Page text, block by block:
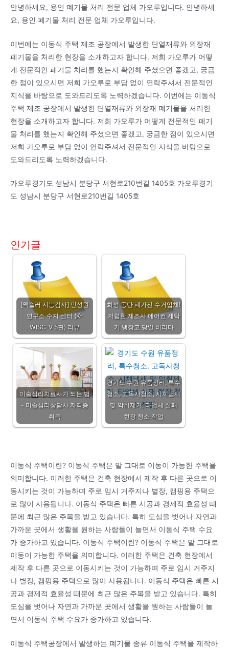
안녕하세요, 용인 폐기물 처리 전문 업체 가오루입니다. 안녕하세
요, 용인 폐기물 처리 전문 업체 가오루입니다.
이번에는 이동식 주택 제조 공장에서 발생한 단열재류와 외장재
폐기물을 처리한 현장을 소개하고자 합니다. 저희 가오루가 어떻
게 전문적인 폐기물 처리를 했는지 확인해 주셨으면 좋겠고, 궁금
한 점이 있으시면 저희 가오루로 부담 없이 연락주셔서 전문적인
지식을 바탕으로 도와드리도록 노력하겠습니다. 이번에는 이동식
주택 제조 공장에서 발생한 단열재류와 외장재 폐기물을 처리한
현장을 소개하고자 합니다. 저희 가오루가 어떻게 전문적인 폐기
물 처리를 했는지 확인해 주셨으면 좋겠고, 궁금한 점이 있으시면
저희 가오루로 부담 없이 연락주셔서 전문적인 지식을 바탕으로
도와드리도록 노력하겠습니다.
가오루경기도 성남시 분당구 서현로210번길 1405호 가오루경기
도 성남시 분당구 서현로210번길 1405호
인기글
[웩슬러 지능검사] 민성원
연구소 수지 센터 (K-
WISC-V 5판) 리뷰
화성 동탄 폐가전 수거업체!
저렴한 제조사 에어컨 세탁
기 냉장고 당일 버리다
미술심리치료사가 되는 법
- 미술심리상담사 자격증
취득
경기도 수원 유품정리, 특수
청소, 고독사청소, 시체냄새
및 악취제거, 타업체 실패
현장 청소 작업
이동식 주택이란? 이동식 주택은 말 그대로 이동이 가능한 주택을
의미합니다. 이러한 주택은 건축 현장에서 제작 후 다른 곳으로 이
동시키는 것이 가능하며 주로 임시 거주지나 별장, 캠핑용 주택으
로 많이 사용됩니다. 이동식 주택은 빠른 시공과 경제적 효율성 때
문에 최근 많은 주목을 받고 있습니다. 특히 도심을 벗어나 자연과
가까운 곳에서 생활을 원하는 사람들이 늘면서 이동식 주택 수요
가 증가하고 있습니다. 이동식 주택이란? 이동식 주택은 말 그대로
이동이 가능한 주택을 의미합니다. 이러한 주택은 건축 현장에서
제작 후 다른 곳으로 이동시키는 것이 가능하며 주로 임시 거주지
나 별장, 캠핑용 주택으로 많이 사용됩니다. 이동식 주택은 빠른 시
공과 경제적 효율성 때문에 최근 많은 주목을 받고 있습니다. 특히
도심을 벗어나 자연과 가까운 곳에서 생활을 원하는 사람들이 늘
면서 이동식 주택 수요가 증가하고 있습니다.
이동식 주택공장에서 발생하는 폐기물 종류 이동식 주택을 제작하